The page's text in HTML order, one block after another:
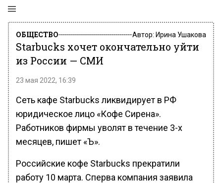
ОБЩЕСТВО Автор: Ирина Ушакова
Starbucks хочет окончательно уйти
из России — СМИ
23 мая 2022, 16:39
Сеть кафе Starbucks ликвидирует в РФ
юридическое лицо «Кофе Сирена».
Работников фирмы уволят в течение 3-х
месяцев, пишет «Ъ».
Российские кофе Starbucks прекратили
работу 10 марта. Сперва компания заявила